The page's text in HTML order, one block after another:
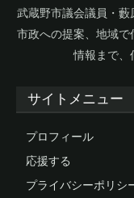
武蔵野市議会議員・藪
市政への提案、地域で
情報まで、
サイトメニュー
プロフィール
応援する
プライバシーポリシ